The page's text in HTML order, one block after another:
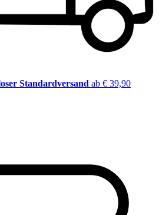
Standardversand ab € 39,90